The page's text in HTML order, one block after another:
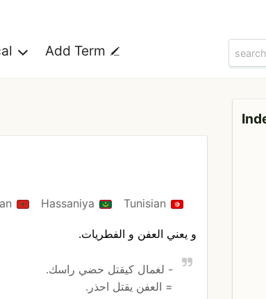
Add Term
Hassaniya Tunisian
و يعني العفن و الفطريات.
- لغمال كيقتل حضي راسك.
= العفن يقتل احذر.